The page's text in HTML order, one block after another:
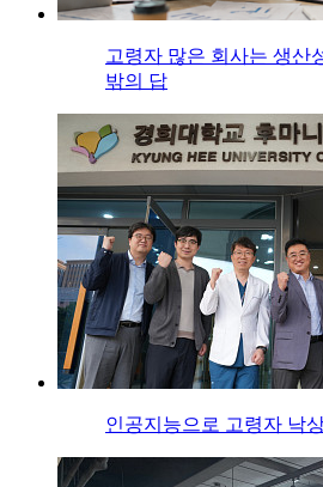
고령자 많은 회사는 생산
밖의 답
인공지능으로 고령자 낙